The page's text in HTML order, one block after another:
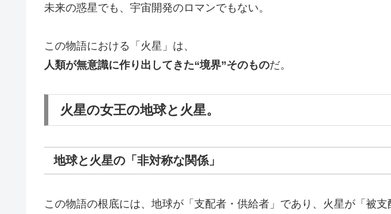
未来の惑星でも、宇宙開発のロマンでもない。
この物語における「火星」は、
人類が無意識に作り出してきた“境界”そのものだ。
火星の女王の地球と火星。
地球と火星の「非対称な関係」
この物語の根底には、地球が「支配者・供給者」であり、火星が「被